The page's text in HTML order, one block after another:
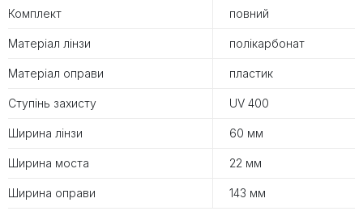
Комплект повний
Матеріал лінзи полікарбонат
Матеріал оправи пластик
Ступінь захисту UV 400
Ширина лінзи 60 мм
Ширина моста 22 мм
Ширина оправи 143 мм